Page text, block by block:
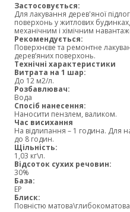
Застосовується:
Для лакування дерев'яної
поверхонь у житлових
механічним і хімічним
Рекомендується:
Поверхнєве та ремонтне
дерев’яних поверхонь.
Технічні характеристики
Витрата на 1 шар:
До 12 м2/л.
Розбавлювач:
Вода
Спосіб нанесення:
Наносити пензлем, валиком.
Час висихання
На відлипання – 1 година. Для
до 8 годин.
Щільність:
1,03 кг\л.
Відсоток сухих речовин:
30%
База:
EP
Блиск:
Повністю матова\глибокоматова